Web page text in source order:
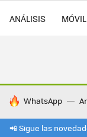
ANÁLISIS
HOY SE HABLA
WhatsApp
📲 Sigue las